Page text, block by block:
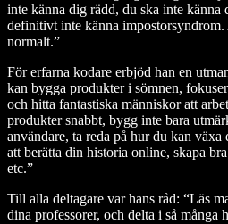
inte känna dig rädd, du ska inte känna
definitivt inte känna
normalt.”
För erfarna kodare erbjöd han en
kan bygga produkter i sömnen,
och hitta fantastiska människor att
produkter snabbt, bygg inte bara
användare, ta reda på hur du kan
att berätta din historia online, skapa
etc.”
Till alla deltagare var hans råd: “Läs
dina professorer, och delta i så många